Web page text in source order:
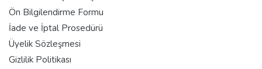
Ön Bilgilendirme Formu
İade ve İptal Prosedürü
Üyelik Sözleşmesi
Gizlilik Politikası